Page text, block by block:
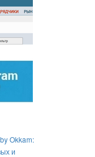
Okkam:
и